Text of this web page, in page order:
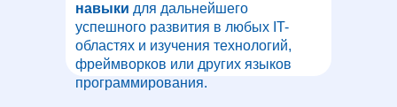
навыки для дальнейшего
успешного развития в любых IT-
областях и изучения технологий,
фреймворков или других языков
программирования.